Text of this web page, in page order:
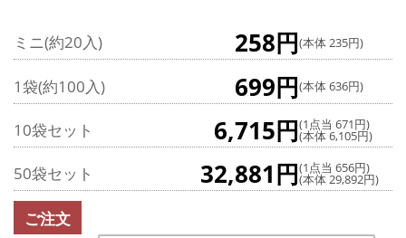
ミニ(約20入) 258円(本体 235円)
1袋(約100入) 699円(本体 636円)
10袋セット 6,715円(1点当 671円)
(本体 6,105円)
50袋セット 32,881円(1点当 656円)
(本体 29,892円)
ご注文